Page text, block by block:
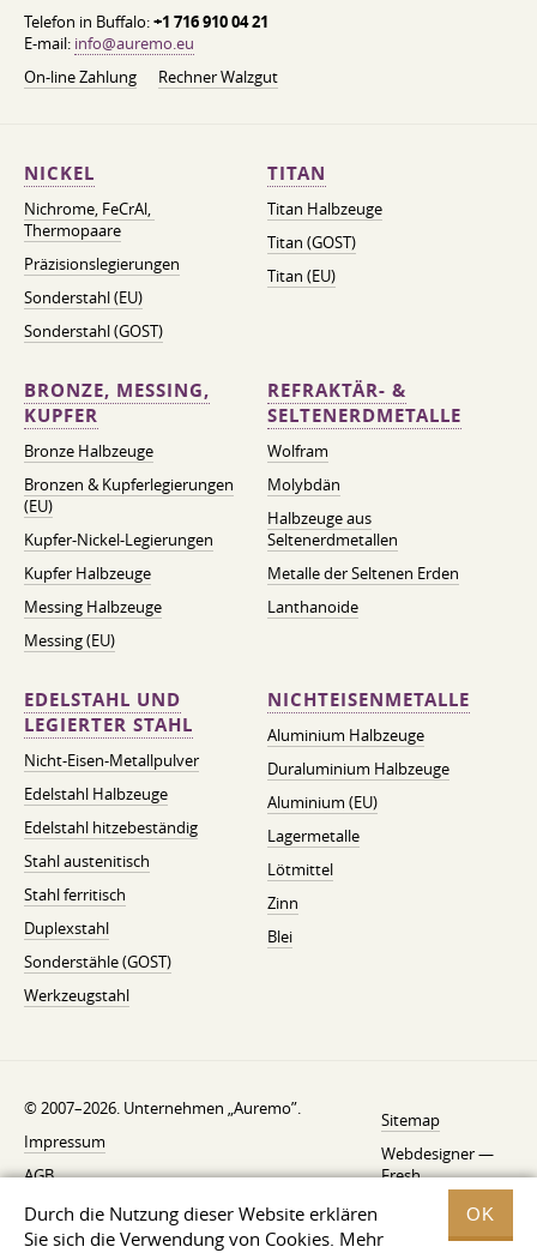
Durch die Nutzung dieser Website erklären
Sie sich die Verwendung von Cookies. Mehr
OK
Telefon in Buffalo:+1 716 910 04 21
E-mail: info@auremo.eu
On-line Zahlung
Rechner Walzgut
NICKEL
Nichrome, FeСrAl, ​​
Thermopaare
Präzisionslegierungen
Sonderstahl (EU)
Sonderstahl (GOST)
TITAN
Titan Halbzeuge
Titan (GOST)
Titan (EU)
BRONZE, MESSING,
KUPFER
Bronze Halbzeuge
Bronzen & Kupferlegierungen
(EU)
Kupfer-Nickel-Legierungen
Kupfer Halbzeuge
Messing Halbzeuge
Messing (EU)
REFRAKTÄR- &
SELTENERDMETALLE
Wolfram
Molybdän
Halbzeuge aus
Seltenerdmetallen
Metalle der Seltenen Erden
Lanthanoide
EDELSTAHL UND
LEGIERTER STAHL
Nicht-Eisen-Metallpulver
Edelstahl Halbzeuge
Edelstahl hitzebeständig
Stahl austenitisch
Stahl ferritisch
Duplexstahl
Sonderstähle (GOST)
Werkzeugstahl
NICHTEISENMETALLE
Aluminium Halbzeuge
Duraluminium Halbzeuge
Aluminium (EU)
Lagermetalle
Lötmittel
Zinn
Blei
© 2007–2026. Unternehmen „Auremo”.
Impressum
AGB
Widerrufsbelehrung
Datenschutzerklärung
Sitemap
Webdesigner —
Fresh